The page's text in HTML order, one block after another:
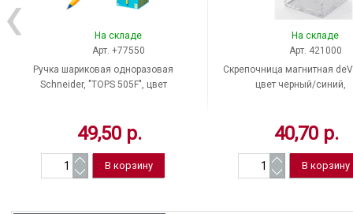
На складе
Арт. +77550
Ручка шариковая одноразовая
Schneider, "TOPS 505F", цвет
Германия
49,50 р.
На складе
Арт. 421000
Скрепочница магнитная
цвет черный/синий,
40,70 р.